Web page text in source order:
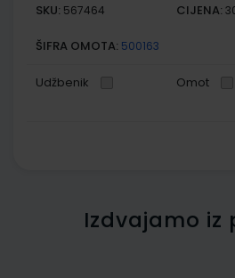
SKU: 567464 CIJENA:
ŠIFRA OMOTA: 500163
Udžbenik Omot
Izdvajamo iz